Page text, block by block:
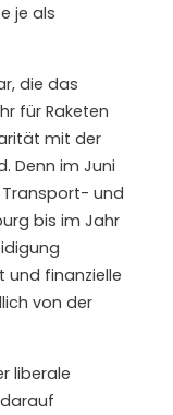
je als
die das
für Raketen
mit der
Denn im Juni
und
bis im Jahr
und finanzielle
von der
liberale